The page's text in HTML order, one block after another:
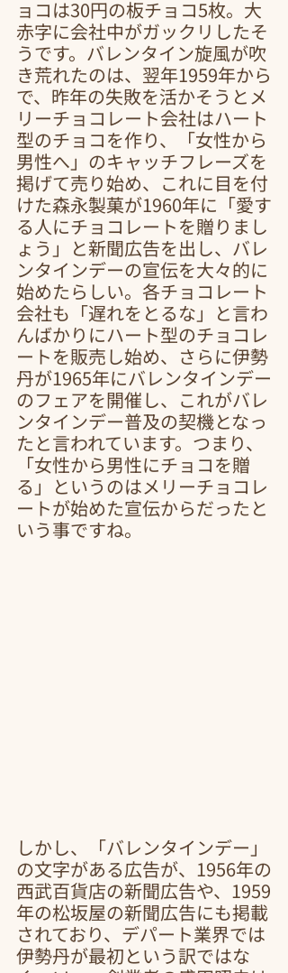
ョコは30円の板チョコ5枚。大
赤字に会社中がガックリしたそ
うです。バレンタイン旋風が吹
き荒れたのは、翌年1959年から
で、昨年の失敗を活かそうとメ
リーチョコレート会社はハート
型のチョコを作り、「女性から
男性へ」のキャッチフレーズを
掲げて売り始め、これに目を付
けた森永製菓が1960年に「愛す
る人にチョコレートを贈りまし
ょう」と新聞広告を出し、バレ
ンタインデーの宣伝を大々的に
始めたらしい。各チョコレート
会社も「遅れをとるな」と言わ
んばかりにハート型のチョコレ
ートを販売し始め、さらに伊勢
丹が1965年にバレンタインデー
のフェアを開催し、これがバレ
ンタインデー普及の契機となっ
たと言われています。つまり、
「女性から男性にチョコを贈
る」というのはメリーチョコレ
ートが始めた宣伝からだったと
いう事ですね。
しかし、「バレンタインデー」
の文字がある広告が、1956年の
西武百貨店の新聞広告や、1959
年の松坂屋の新聞広告にも掲載
されており、デパート業界では
伊勢丹が最初という訳ではな